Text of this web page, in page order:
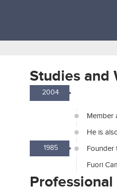
Studies and
2004
Member
He is
1985
Founder
Fuori